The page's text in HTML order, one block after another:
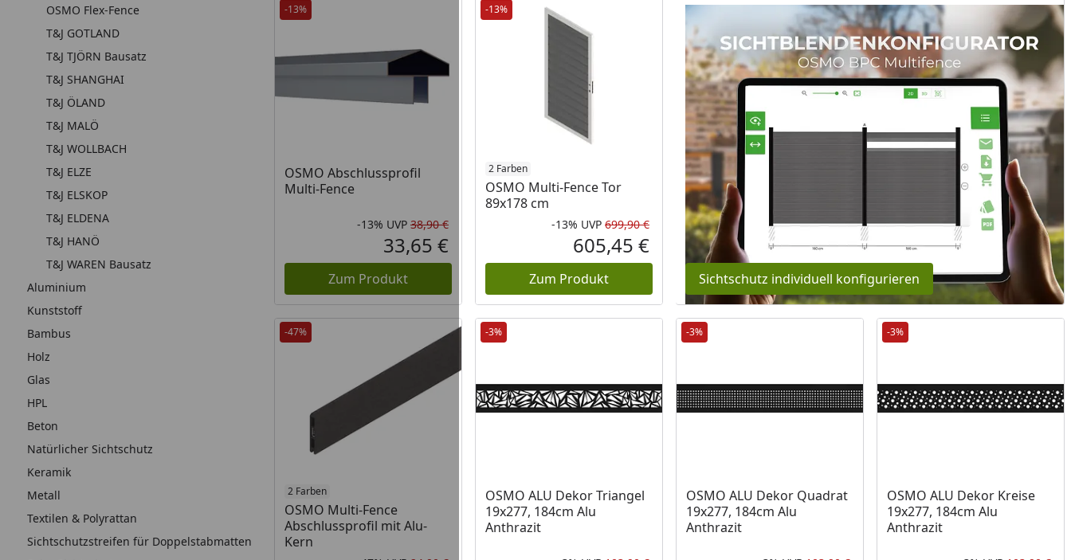
OSMO Flex-Fence
T&J GOTLAND
T&J TJÖRN Bausatz
T&J SHANGHAI
T&J ÖLAND
T&J MALÖ
T&J WOLLBACH
T&J ELZE
T&J ELSKOP
T&J ELDENA
T&J HANÖ
T&J WAREN Bausatz
Aluminium
Kunststoff
Bambus
Holz
Glas
HPL
Beton
Natürlicher Sichtschutz
Keramik
Metall
Textilen & Polyrattan
Sichtschutzstreifen für Doppelstabmatten
-13%
OSMO Abschlussprofil
Multi-Fence
Rabatt in Prozent
-13%
Ursprünglicher Preis
UVP 38,90 €
Aktueller Preis
33,65 €
Zum Produkt
-13%
2 Farben
OSMO Multi-Fence Tor
89x178 cm
Rabatt in Prozent
-13%
Ursprünglicher Preis
UVP 699,90 €
Aktueller Preis
605,45 €
Zum Produkt Sichtschutz individuell konfigurieren
-47%
2 Farben
OSMO Multi-Fence
Abschlussprofil mit Alu-
Kern
-3%
OSMO ALU Dekor Triangel
19x277, 184cm Alu
Anthrazit
-3%
OSMO ALU Dekor Quadrat
19x277, 184cm Alu
Anthrazit
-3%
OSMO ALU Dekor Kreise
19x277, 184cm Alu
Anthrazit